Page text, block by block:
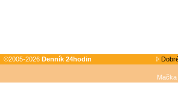
©2005-2026 Denník 24hodin
Mačka